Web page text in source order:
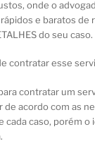
onde o
e baratos de
do seu caso.
contratar esse
contratar um
de acordo com as
cada caso, porém o